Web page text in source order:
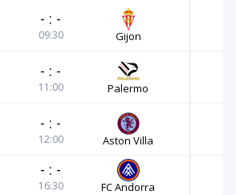
- : -
09:30 Gijon
- : -
11:00 Palermo
- : -
12:00 Aston Villa
- : -
16:30 FC Andorra